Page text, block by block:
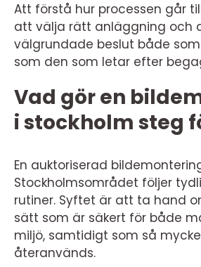
Att förstå hur processen går
att välja rätt anläggning och
välgrundade beslut både
som den som letar efter
Vad gör en
i stockholm steg
En auktoriserad
Stockholmsområdet följer
rutiner. Syftet är att ta hand
sätt som är säkert för både
miljö, samtidigt som så
återanvänds.